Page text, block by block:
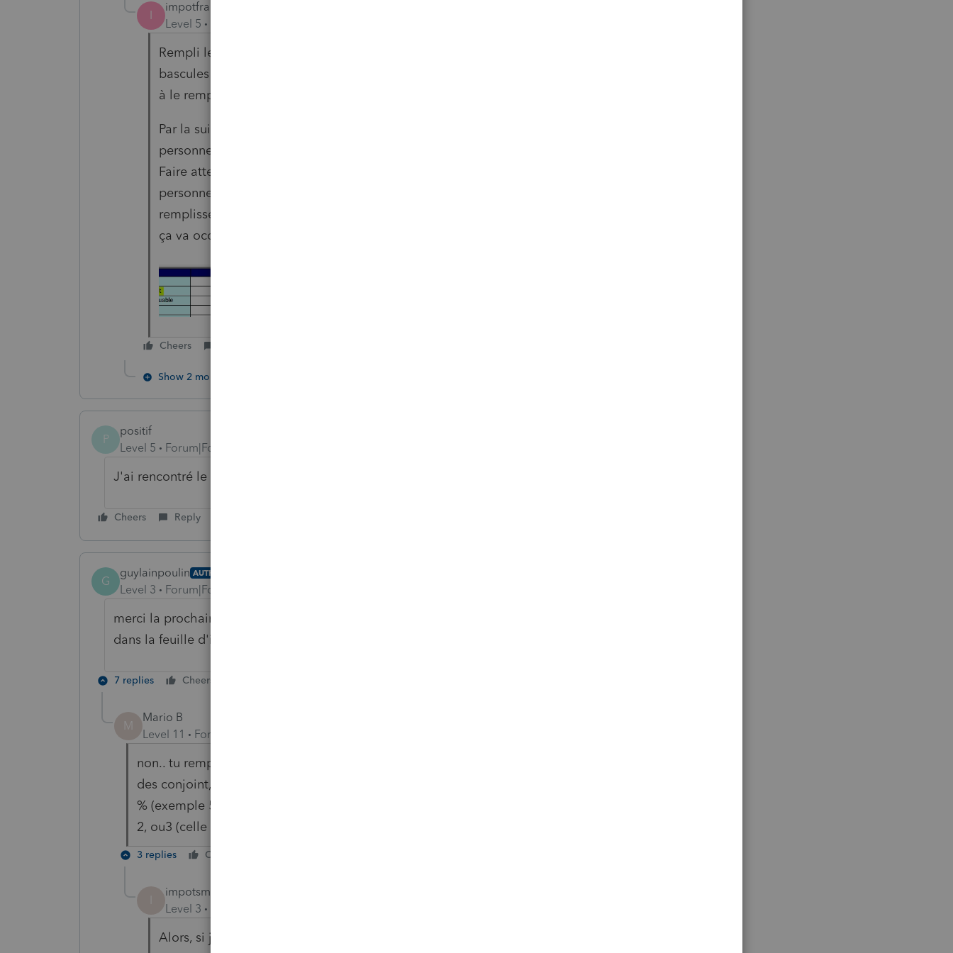
I
impotfrancinehoule
Level 5
Rempli le formulaire sur un des conjoints, seulement, lorsque tu
bascules à l'autre tu coches seulement la case appropriée, tu n'a pas
à le remplir une 2eme fois.
Par la suite il reste les annexes que eux doivent être fait sur les 2
personnes.
Faire attention puisqu'il y a également un choix d'un % pour une autre
personne, assurez-vous de mettre le % au conjoint lorsque vous
remplissez l'information. Parce que d'inscrire à autre, c'est certain que
ça va occasionner le 2eme formulaire.
Cheers
Show 2 more replies
P
positif
Level 5
Forum|Forum|6 years ago
J'ai rencontré le même problème. Si je ne coche pas '3' ça passe pas.
Cheers Reply
G
guylainpoulin AUTHOR
Level 3 Forum|Forum|6 years ago
merci la prochaine fois je vais l'essayer donc tu coche seulement 1 conjoint
dans la feuille d'info et tu peut inscrire dans l'autre formulaire le 50%
7 replies Cheers
M
Mario B
Level 11
Forum|Forum|6 years ago
non.. tu remplis completement le formulaire s3principaleresidence sur un
des conjoint, en cochant la case qui s'applique 1,2, ou 3 et en mettant le
% (exemple 50). Ensuite , pour le conjoint, tu coche seulement la case 1,
2, ou3 (celle qui s'applique) et rien d'autre
3 replies Cheers
impotsmatos
Level 3
Alors, si je comprends bien, dans l'info du conjoint il faut cocher aussi